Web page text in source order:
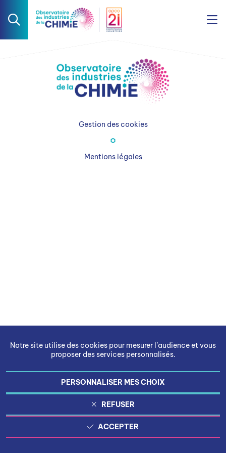
Notre site utilise des cookies pour mesurer l’audience et vous
proposer des services personnalisés.
PERSONNALISER MES CHOIX
REFUSER
ACCEPTER
Gestion des cookies
Mentions légales